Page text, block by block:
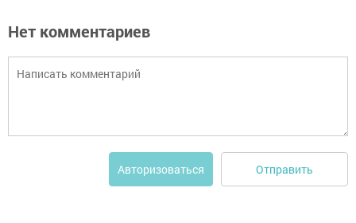
Нет комментариев
Авторизоваться Отправить